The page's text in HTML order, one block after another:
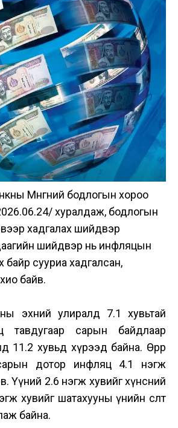
Мөнгөний бодлогын хороо
2026.06.24/ хуралдаж, бодлогын
хадгалах шийдвэр
шийдвэр нь инфляцын
байр сууриа хадгалсан,
байв.
эхний улиралд 7.1 хувьтай
тавдугаар сарын байдлаар
хувьд хүрээд байна. Өөрөөр
дотор инфляц 4.1 нэгж
Үүний 2.6 нэгж хувийг хүнсний
хувийг шатахууны үнийн өсөлт
байна.